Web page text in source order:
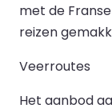
met de
reizen
Veerroutes
Het aanbod